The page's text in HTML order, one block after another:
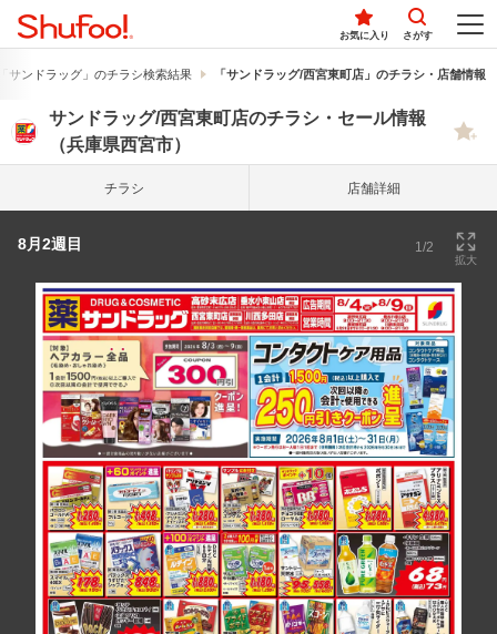
お気に入り さがす
サンドラッグ」のチラシ検索結果 「サンドラッグ/西宮東町店」のチラシ・店舗情報
サンドラッグ/西宮東町店のチラシ・セール情報
（兵庫県西宮市）
チラシ 店舗詳細
8月2週目 1/2
拡大